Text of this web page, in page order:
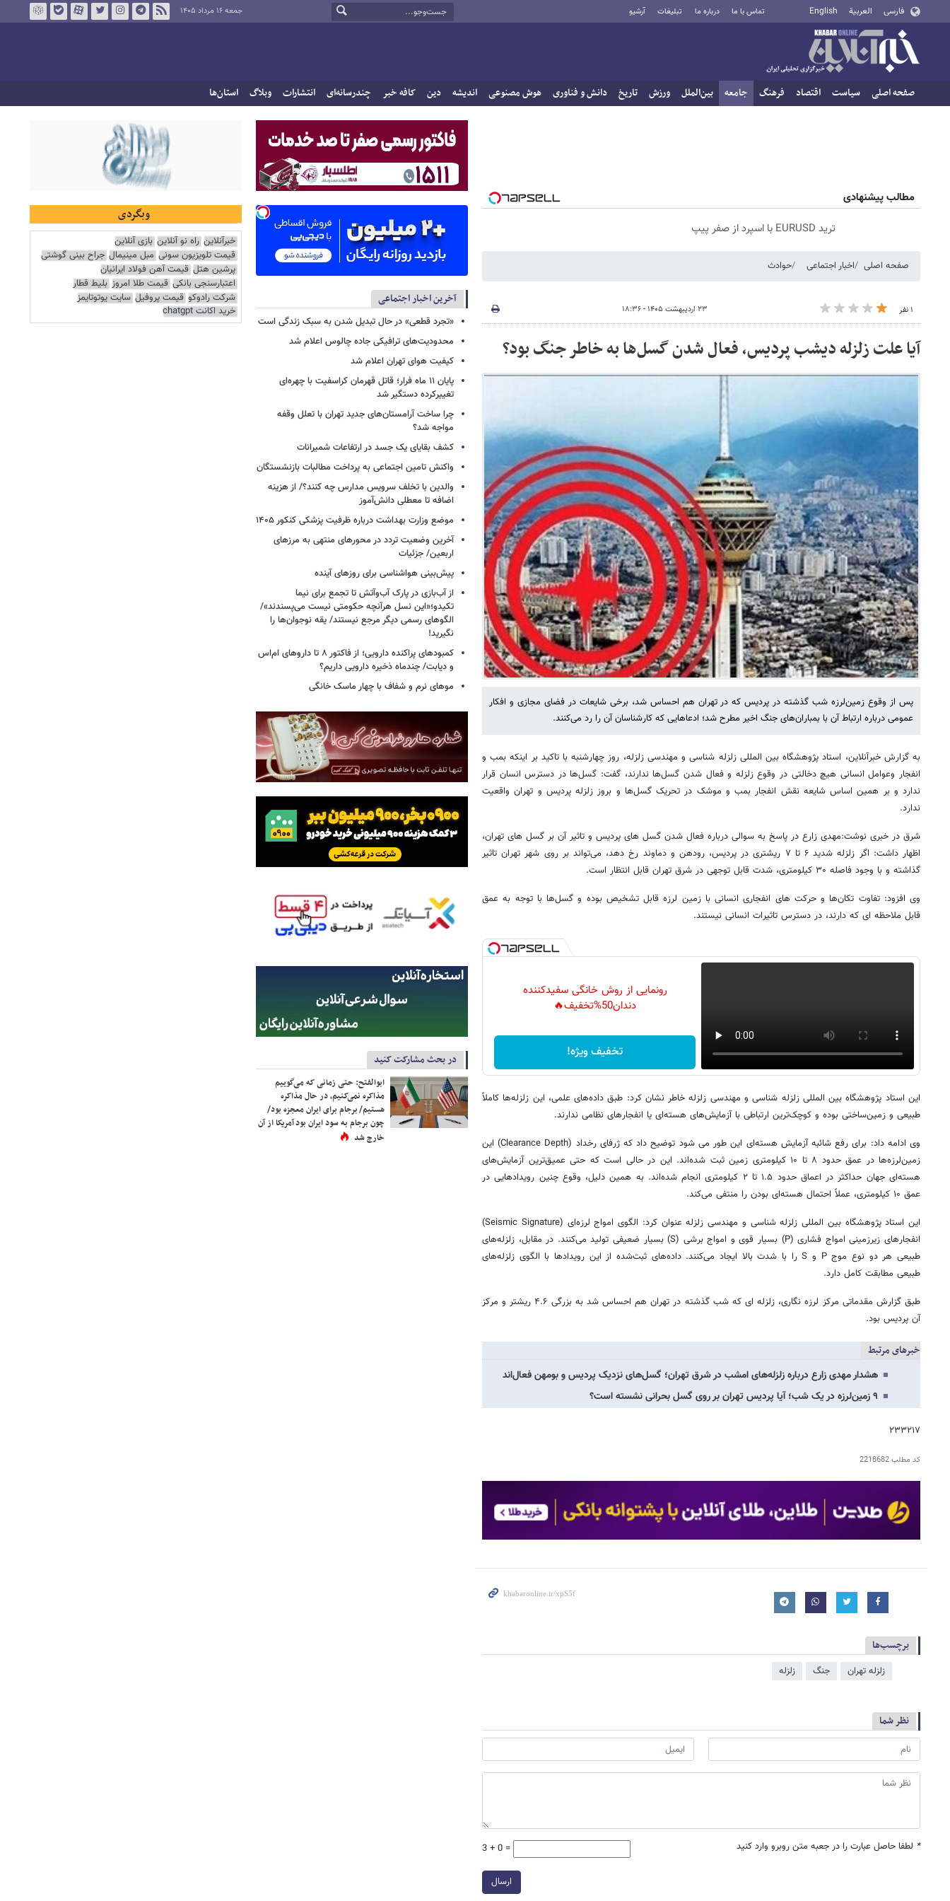
فارسی العربية English تماس با ما درباره ما تبلیغات آرشیو جمعه ۱۶ مرداد ۱۴۰۵
صفحه اصلی سیاست اقتصاد فرهنگ جامعه بین‌الملل ورزش تاریخ دانش و فناوری هوش مصنوعی اندیشه دین کافه خبر چندرسانه‌ای انتشارات وبلاگ استان‌ها
مطالب پیشنهادی
ترید EURUSD با اسپرد از صفر پیپ
صفحه اصلی اخبار اجتماعی حوادث
۱ نفر ۲۳ اردیبهشت ۱۴۰۵ - ۱۸:۳۶
آیا علت زلزله دیشب پردیس، فعال شدن گسل‌ها به خاطر جنگ بود؟
پس از وقوع زمین‌لرزه شب گذشته در پردیس که در تهران هم احساس شد، برخی شایعات در فضای مجازی و افکار
عمومی درباره ارتباط آن با بمباران‌های جنگ اخیر مطرح شد؛ ادعاهایی که کارشناسان آن را رد می‌کنند.
به گزارش خبرآنلاین، استاد پژوهشگاه بین المللی زلزله شناسی و مهندسی زلزله، روز چهارشنبه با تاکید بر اینکه بمب و
انفجار وعوامل انسانی هیچ دخالتی در وقوع زلزله و فعال شدن گسل‌ها ندارند، گفت: گسل‌ها در دسترس انسان قرار
ندارد و بر همین اساس شایعه نقش انفجار بمب و موشک در تحریک گسل‌ها و بروز زلزله پردیس و تهران واقعیت
ندارد.
شرق در خبری نوشت:مهدی زارع در پاسخ به سوالی درباره فعال شدن گسل های پردیس و تاثیر آن بر گسل های تهران،
اظهار داشت: اگر زلزله شدید ۶ تا ۷ ریشتری در پردیس، رودهن و دماوند رخ دهد، می‌تواند بر روی شهر تهران تاثیر
گذاشته و با وجود فاصله ۳۰ کیلومتری، شدت قابل توجهی در شرق تهران قابل انتظار است.
وی افزود: تفاوت تکان‌ها و حرکت های انفجاری انسانی با زمین لرزه قابل تشخیص بوده و گسل‌ها با توجه به عمق
قابل ملاحظه ای که دارند، در دسترس تاثیرات انسانی نیستند.
رونمایی از روش خانگی سفیدکننده
دندان50%تخفیف🔥
تخفیف ویژه!
این استاد پژوهشگاه بین المللی زلزله شناسی و مهندسی زلزله خاطر نشان کرد: طبق داده‌های علمی، این زلزله‌ها کاملاً
طبیعی و زمین‌ساختی بوده و کوچک‌ترین ارتباطی با آزمایش‌های هسته‌ای یا انفجارهای نظامی ندارند.
وی ادامه داد: برای رفع شائبه آزمایش هسته‌ای این طور می شود توضیح داد که ژرفای رخداد (Clearance Depth) این
زمین‌لرزه‌ها در عمق حدود ۸ تا ۱۰ کیلومتری زمین ثبت شده‌اند. این در حالی است که حتی عمیق‌ترین آزمایش‌های
هسته‌ای جهان حداکثر در اعماق حدود ۱.۵ تا ۲ کیلومتری انجام شده‌اند. به همین دلیل، وقوع چنین رویدادهایی در
عمق ۱۰ کیلومتری، عملاً احتمال هسته‌ای بودن را منتفی می‌کند.
این استاد پژوهشگاه بین المللی زلزله شناسی و مهندسی زلزله عنوان کرد: الگوی امواج لرزه‌ای (Seismic Signature)
انفجارهای زیرزمینی امواج فشاری (P) بسیار قوی و امواج برشی (S) بسیار ضعیفی تولید می‌کنند. در مقابل، زلزله‌های
طبیعی هر دو نوع موج P و S را با شدت بالا ایجاد می‌کنند. داده‌های ثبت‌شده از این رویدادها با الگوی زلزله‌های
طبیعی مطابقت کامل دارد.
طبق گزارش مقدماتی مرکز لرزه نگاری، زلزله ای که شب گذشته در تهران هم احساس شد به بزرگی ۴.۶ ریشتر و مرکز
آن پردیس بود.
خبرهای مرتبط
هشدار مهدی زارع درباره زلزله‌های امشب در شرق تهران؛ گسل‌های نزدیک پردیس و بومهن فعال‌اند
۹ زمین‌لرزه در یک شب؛ آیا پردیس تهران بر روی گسل بحرانی نشسته است؟
۲۳۳۲۱۷
کد مطلب2218682
برچسب‌ها
زلزله تهران جنگ زلزله
نظر شما
* لطفا حاصل عبارت را در جعبه متن روبرو وارد کنید 3 + 0 =
ارسال
آخرین اخبار اجتماعی
«تجرد قطعی» در حال تبدیل شدن به سبک زندگی است
محدودیت‌های ترافیکی جاده چالوس اعلام شد
کیفیت هوای تهران اعلام شد
پایان ۱۱ ماه فرار؛ قاتل قهرمان کراسفیت با چهره‌ای
تغییرکرده دستگیر شد
چرا ساخت آرامستان‌های جدید تهران با تعلل وقفه
مواجه شد؟
کشف بقایای یک جسد در ارتفاعات شمیرانات
واکنش تامین اجتماعی به پرداخت مطالبات بازنشستگان
والدین با تخلف سرویس مدارس چه کنند؟/ از هزینه
اضافه تا معطلی دانش‌آموز
موضع وزارت بهداشت درباره ظرفیت پزشکی کنکور ۱۴۰۵
آخرین وضعیت تردد در محورهای منتهی به مرزهای
اربعین/ جزئیات
پیش‌بینی هواشناسی برای روزهای آینده
از آب‌بازی در پارک آب‌وآتش تا تجمع برای نیما
تکیدو؛«این نسل هرآنچه حکومتی نیست می‌پسندند»/
الگوهای رسمی دیگر مرجع نیستند/ یقه نوجوان‌ها را
نگیرید!
کمبودهای پراکنده دارویی؛ از فاکتور ۸ تا داروهای ام‌اس
و دیابت/ چندماه ذخیره دارویی داریم؟
موهای نرم و شفاف با چهار ماسک خانگی
در بحث مشارکت کنید
ابوالفتح: حتی زمانی که می‌گوییم
مذاکره نمی‌کنیم، در حال مذاکره
هستیم/ برجام برای ایران معجزه بود/
چون برجام به سود ایران بود آمریکا از آن
خارج شد
وبگردی
خبرآنلاین راه نو آنلاین بازی آنلاین
قیمت تلویزیون سونی مبل مینیمال جراح بینی گوشتی
پرشین هتل قیمت آهن فولاد ایرانیان
اعتبارسنجی بانکی قیمت طلا امروز بلیط قطار
شرکت رادوکو قیمت پروفیل سایت یوتوتایمز
خرید اکانت chatgpt